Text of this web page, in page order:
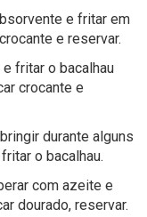
e fritar em
e reservar.
fritar o bacalhau
crocante e
durante alguns
o bacalhau.
com azeite e
dourado, reservar.